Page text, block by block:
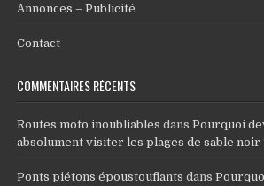
Annonces – Publicité
Contact
COMMENTAIRES RÉCENTS
Routes moto inoubliables dansPourquoi
absolument visiter les plages de sable noir
Ponts piétons époustouflants dans